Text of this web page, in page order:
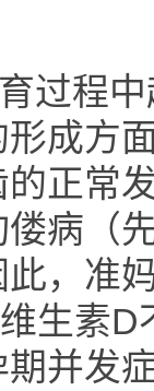
过程
成方
正常
病（
，准
生素
并发